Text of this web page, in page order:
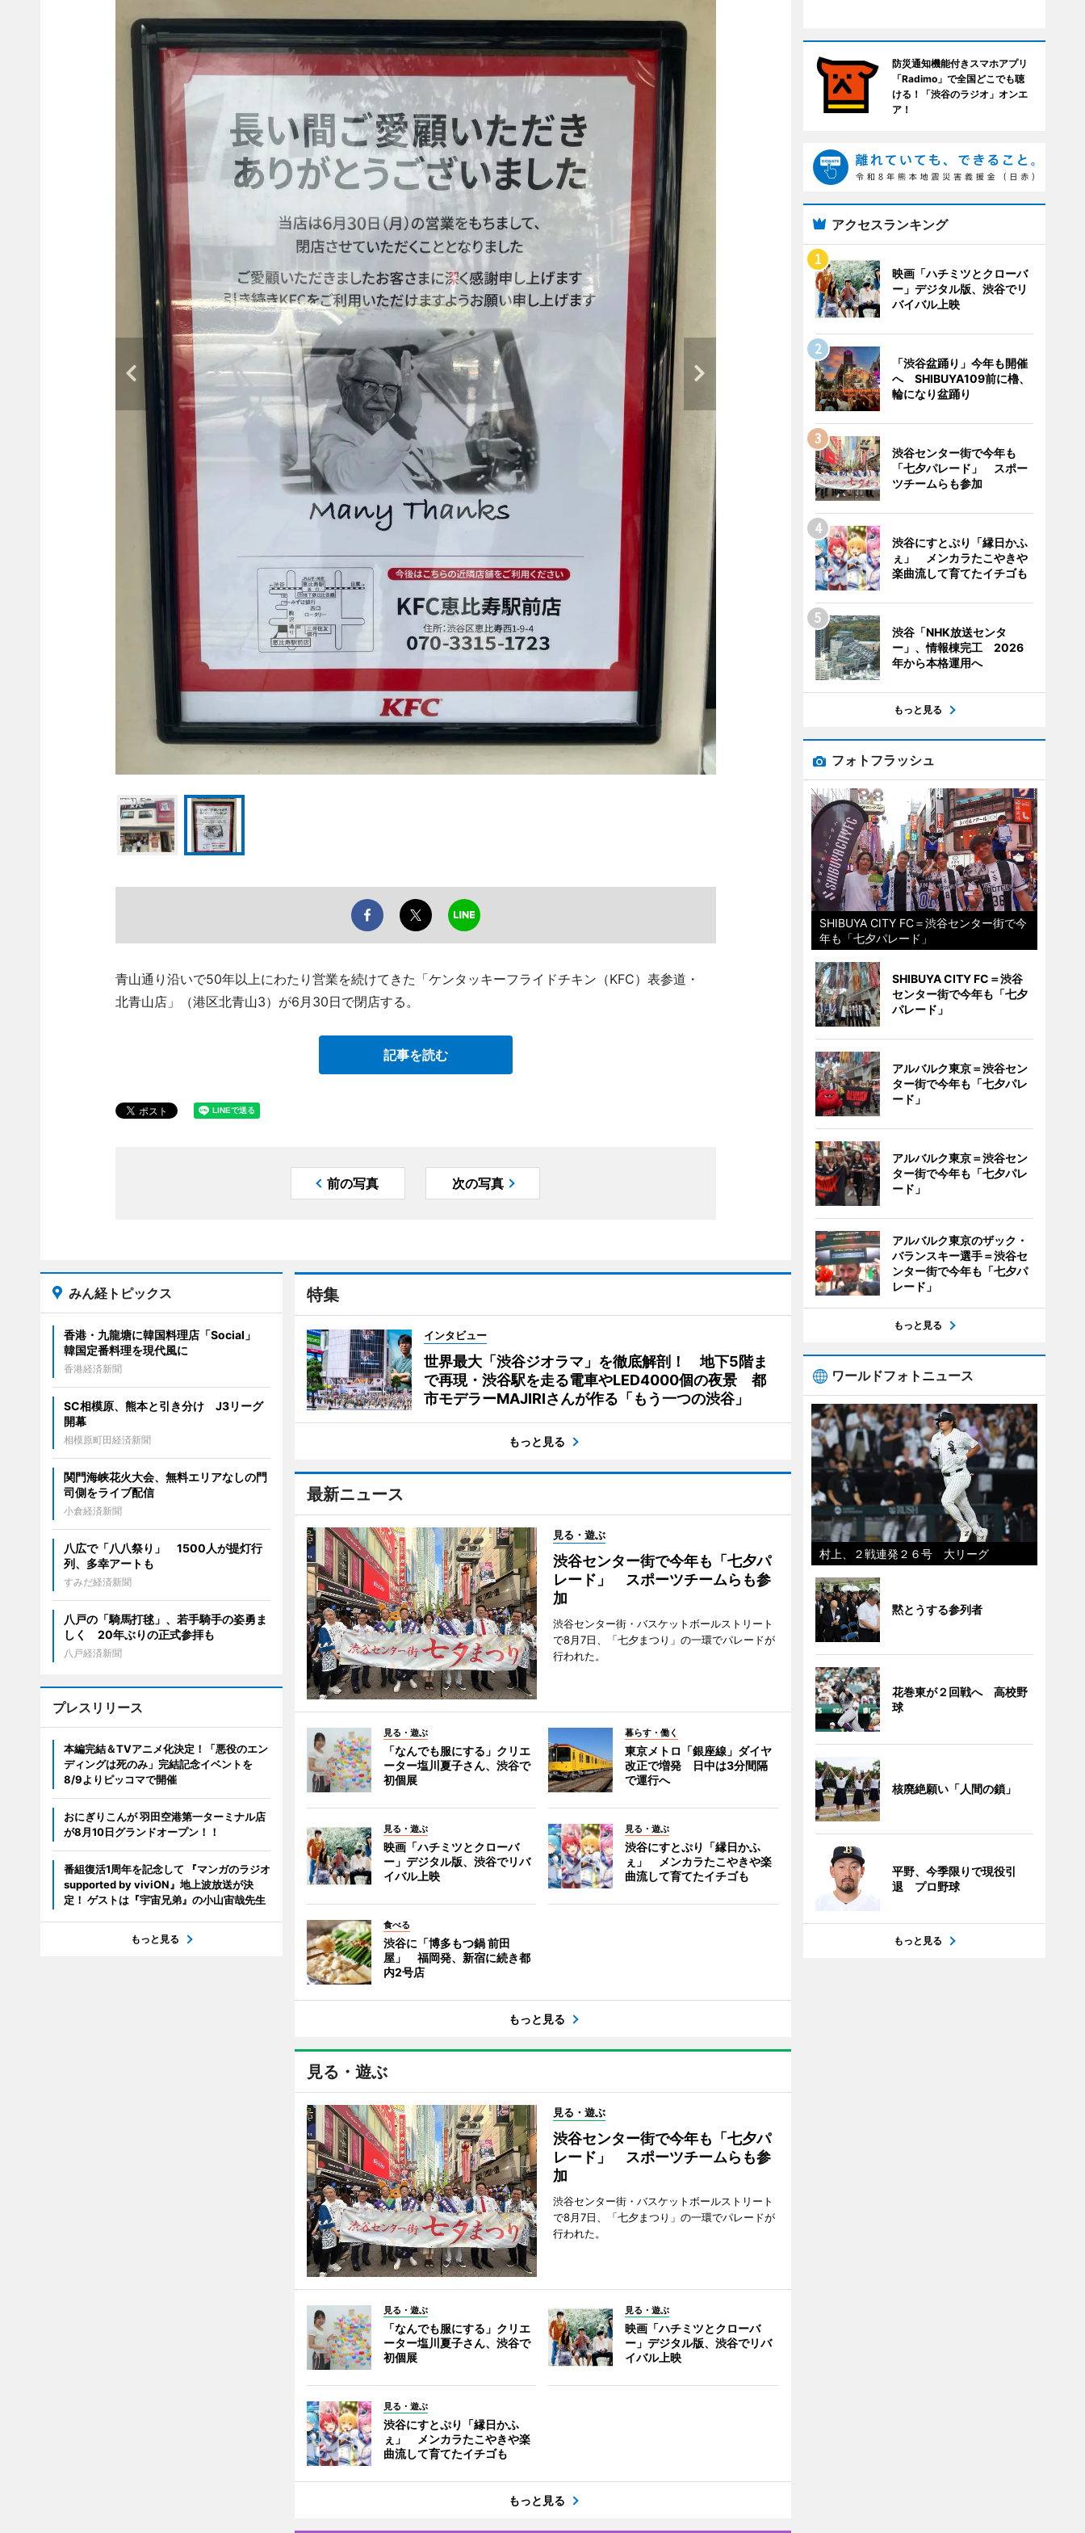
青山通り沿いで50年以上にわたり営業を続けてきた「ケンタッキーフライドチキン（KFC）表参道・
北青山店」（港区北青山3）が6月30日で閉店する。
記事を読む
前の写真 次の写真
特集
インタビュー
世界最大「渋谷ジオラマ」を徹底解剖！ 地下5階ま
で再現・渋谷駅を走る電車やLED4000個の夜景 都
市モデラーMAJIRIさんが作る「もう一つの渋谷」
もっと見る
最新ニュース
見る・遊ぶ
渋谷センター街で今年も「七夕パ
レード」 スポーツチームらも参
加
渋谷センター街・バスケットボールストリート
で8月7日、「七夕まつり」の一環でパレードが
行われた。
見る・遊ぶ
「なんでも服にする」クリエ
ーター塩川夏子さん、渋谷で
初個展
暮らす・働く
東京メトロ「銀座線」ダイヤ
改正で増発 日中は3分間隔
で運行へ
見る・遊ぶ
映画「ハチミツとクローバ
ー」デジタル版、渋谷でリバ
イバル上映
見る・遊ぶ
渋谷にすとぷり「縁日かふ
ぇ」 メンカラたこやきや楽
曲流して育てたイチゴも
食べる
渋谷に「博多もつ鍋 前田
屋」 福岡発、新宿に続き都
内2号店
もっと見る
見る・遊ぶ
見る・遊ぶ
渋谷センター街で今年も「七夕パ
レード」 スポーツチームらも参
加
渋谷センター街・バスケットボールストリート
で8月7日、「七夕まつり」の一環でパレードが
行われた。
見る・遊ぶ
「なんでも服にする」クリエ
ーター塩川夏子さん、渋谷で
初個展
見る・遊ぶ
映画「ハチミツとクローバ
ー」デジタル版、渋谷でリバ
イバル上映
見る・遊ぶ
渋谷にすとぷり「縁日かふ
ぇ」 メンカラたこやきや楽
曲流して育てたイチゴも
もっと見る
みん経トピックス
香港・九龍塘に韓国料理店「Social」
韓国定番料理を現代風に
香港経済新聞
SC相模原、熊本と引き分け J3リーグ
開幕
相模原町田経済新聞
関門海峡花火大会、無料エリアなしの門
司側をライブ配信
小倉経済新聞
八広で「八八祭り」 1500人が提灯行
列、多幸アートも
すみだ経済新聞
八戸の「騎馬打毬」、若手騎手の姿勇ま
しく 20年ぶりの正式参拝も
八戸経済新聞
プレスリリース
本編完結＆TVアニメ化決定！「悪役のエン
ディングは死のみ」完結記念イベントを
8/9よりピッコマで開催
おにぎりこんが 羽田空港第一ターミナル店
が8月10日グランドオープン！！
番組復活1周年を記念して 『マンガのラジオ
supported by viviON』地上波放送が決
定！ ゲストは『宇宙兄弟』の小山宙哉先生
もっと見る
防災通知機能付きスマホアプリ
「Radimo」で全国どこでも聴
ける！「渋谷のラジオ」オンエ
ア！
アクセスランキング
映画「ハチミツとクローバ
ー」デジタル版、渋谷でリ
バイバル上映
「渋谷盆踊り」今年も開催
へ SHIBUYA109前に櫓、
輪になり盆踊り
渋谷センター街で今年も
「七夕パレード」 スポー
ツチームらも参加
渋谷にすとぷり「縁日かふ
ぇ」 メンカラたこやきや
楽曲流して育てたイチゴも
渋谷「NHK放送センタ
ー」、情報棟完工 2026
年から本格運用へ
もっと見る
フォトフラッシュ
SHIBUYA CITY FC＝渋谷センター街で今
年も「七夕パレード」
SHIBUYA CITY FC＝渋谷
センター街で今年も「七夕
パレード」
アルバルク東京＝渋谷セン
ター街で今年も「七夕パレ
ード」
アルバルク東京＝渋谷セン
ター街で今年も「七夕パレ
ード」
アルバルク東京のザック・
バランスキー選手＝渋谷セ
ンター街で今年も「七夕パ
レード」
もっと見る
ワールドフォトニュース
村上、２戦連発２６号 大リーグ
黙とうする参列者
花巻東が２回戦へ 高校野
球
核廃絶願い「人間の鎖」
平野、今季限りで現役引
退 プロ野球
もっと見る